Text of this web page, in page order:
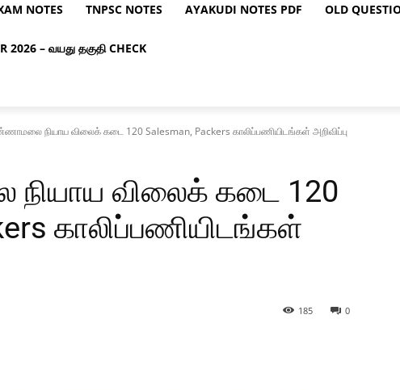
NOTES TNPSC NOTES AYAKUDI NOTES PDF OLD
2026 – வயது தகுதி CHECK
நியாய விலைக் கடை 120 Salesman, Packers காலிப்பணியிடங்கள் அறிவிப்பு
விலைக் கடை 120
காலிப்பணியிடங்கள்
0
185